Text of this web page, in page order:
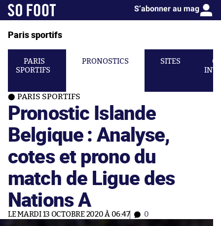
S’abonner au mag
Paris sportifs
PARIS
SPORTIFS
PRONOSTICS SITES
PARIS SPORTIFS
Pronostic Islande
Belgique : Analyse,
cotes et prono du
match de Ligue des
Nations A
LE MARDI 13 OCTOBRE 2020 À 06:47 0